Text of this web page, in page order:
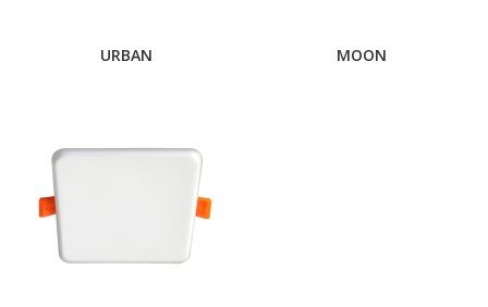
URBAN MOON